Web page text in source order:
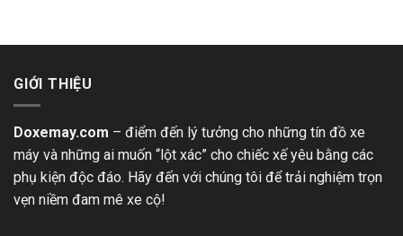
GIỚI THIỆU
Doxemay.com – điểm đến lý tưởng cho những tín đồ xe
máy và những ai muốn “lột xác” cho chiếc xế yêu bằng các
phụ kiện độc đáo. Hãy đến với chúng tôi để trải nghiệm trọn
vẹn niềm đam mê xe cộ!